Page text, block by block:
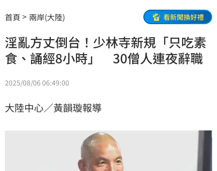
首頁 兩岸(大陸) 看新聞換好禮
淫亂方丈倒台！少林寺新規「只吃素
食、誦經8小時」 30僧人連夜辭職
2025/08/06 06:49:00
大陸中心／黃韻璇報導